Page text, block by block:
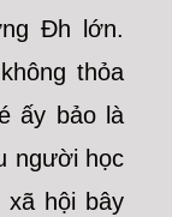
Đh lớn.
thỏa
ấy bảo là
người học
xã hội bây